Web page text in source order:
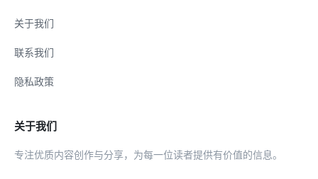
关于我们
联系我们
隐私政策
关于我们
专注优质内容创作与分享，为每一位读者提供有价值的信息。